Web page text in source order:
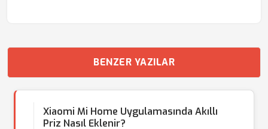
BENZER YAZILAR
Xiaomi Mi Home Uygulamasında Akıllı
Priz Nasıl Eklenir?